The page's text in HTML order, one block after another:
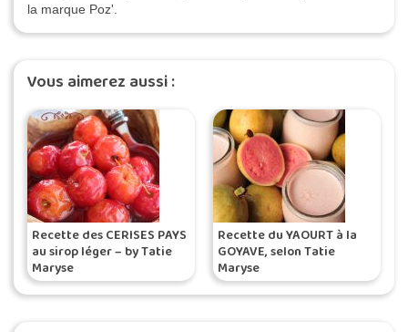
la marque Poz'.
Vous aimerez aussi :
Recette des CERISES PAYS
au sirop léger – by Tatie
Maryse
Recette du YAOURT à la
GOYAVE, selon Tatie
Maryse